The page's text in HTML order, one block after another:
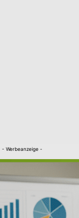
- Werbeanzeige -